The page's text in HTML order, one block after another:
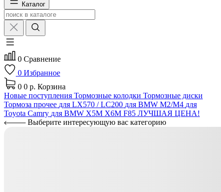
Каталог
0 Сравнение
0 Избранное
0 0 р. Корзина
Новые поступления Тормозные колодки Тормозные диски
Тормоза прочее для LX570 / LC200 для BMW M2/M4 для
Toyota Camry для BMW X5M X6M F85 ЛУЧШАЯ ЦЕНА!
Выберите интересующую вас категорию